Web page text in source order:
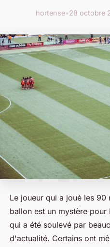
hortense•28 octobre
Le joueur qui a joué les 90
ballon est un mystère
qui a été soulevé par
d'actualité. Certains ont